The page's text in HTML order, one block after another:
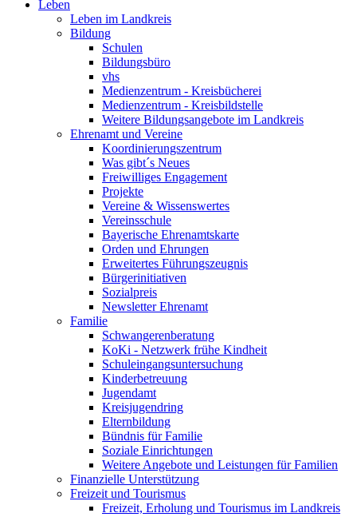
Leben
Leben im Landkreis
Bildung
Schulen
Bildungsbüro
vhs
Medienzentrum - Kreisbücherei
Medienzentrum - Kreisbildstelle
Weitere Bildungsangebote im Landkreis
Ehrenamt und Vereine
Koordinierungszentrum
Was gibt´s Neues
Freiwilliges Engagement
Projekte
Vereine & Wissenswertes
Vereinsschule
Bayerische Ehrenamtskarte
Orden und Ehrungen
Erweitertes Führungszeugnis
Bürgerinitiativen
Sozialpreis
Newsletter Ehrenamt
Familie
Schwangerenberatung
KoKi - Netzwerk frühe Kindheit
Schuleingangsuntersuchung
Kinderbetreuung
Jugendamt
Kreisjugendring
Elternbildung
Bündnis für Familie
Soziale Einrichtungen
Weitere Angebote und Leistungen für Familien
Finanzielle Unterstützung
Freizeit und Tourismus
Freizeit, Erholung und Tourismus im Landkreis